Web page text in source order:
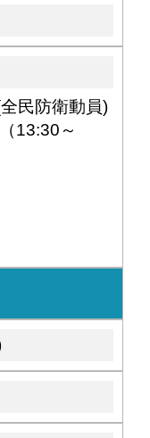
民防衛動員)
13:30～